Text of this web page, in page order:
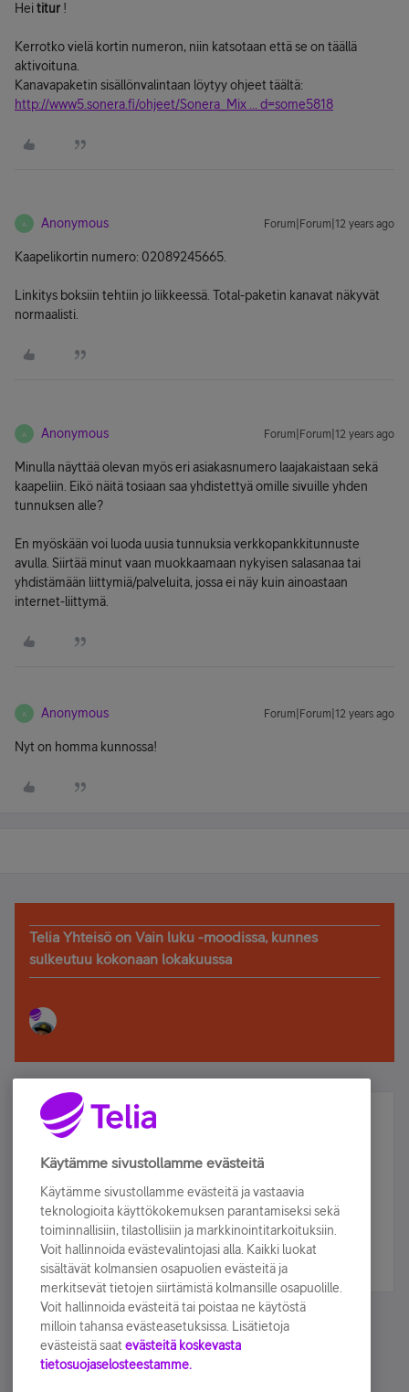
Heititur !
Kerrotko vielä kortin numeron, niin katsotaan että se on täällä
aktivoituna.
Kanavapaketin sisällönvalintaan löytyy ohjeet täältä:
http://www5.sonera.fi/ohjeet/Sonera_Mix ... d=some5818
A Anonymous Forum|Forum|12 years ago
Kaapelikortin numero: 02089245665.
Linkitys boksiin tehtiin jo liikkeessä. Total-paketin kanavat näkyvät
normaalisti.
A Anonymous Forum|Forum|12 years ago
Minulla näyttää olevan myös eri asiakasnumero laajakaistaan sekä
kaapeliin. Eikö näitä tosiaan saa yhdistettyä omille sivuille yhden
tunnuksen alle?
En myöskään voi luoda uusia tunnuksia verkkopankkitunnuste
avulla. Siirtää minut vaan muokkaamaan nykyisen salasanaa tai
yhdistämään liittymiä/palveluita, jossa ei näy kuin ainoastaan
internet-liittymä.
A Anonymous Forum|Forum|12 years ago
Nyt on homma kunnossa!
Telia Yhteisö on Vain luku -moodissa, kunnes
sulkeutuu kokonaan lokakuussa
Älä jää paitsi – osallistu ja voita!
Tilaa Telian uutiskirje ja olet mukana arvonnassa.
sähköpostiisi.
Tilaa nyt
Käytämme sivustollamme evästeitä
Käytämme sivustollamme evästeitä ja vastaavia
teknologioita käyttökokemuksen parantamiseksi sekä
toiminnallisiin, tilastollisiin ja markkinointitarkoituksiin.
Voit hallinnoida evästevalintojasi alla. Kaikki luokat
sisältävät kolmansien osapuolien evästeitä ja
merkitsevät tietojen siirtämistä kolmansille osapuolille.
Voit hallinnoida evästeitä tai poistaa ne käytöstä
milloin tahansa evästeasetuksissa. Lisätietoja
evästeistä saat evästeitä koskevasta
tietosuojaselosteestamme.